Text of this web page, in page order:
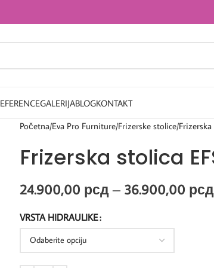
GALERIJABLOGKONTAKT
Početna Eva Pro Furniture Frizerske stolice Frizerska
Frizerska stolica
24.900,00 рсд – 36.900,00 рсд
VRSTA HIDRAULIKE